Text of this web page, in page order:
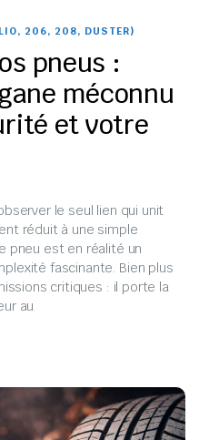
206, 208, DUSTER)
pneus :
méconnu
et votre
le seul lien qui unit
réduit à une simple
pneu est en réalité un
fascinante. Bien plus
critiques : il porte la
au